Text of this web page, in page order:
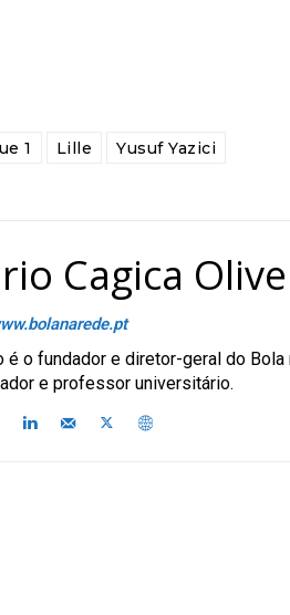
1 Lille Yusuf Yazici
Cagica
é o fundador e diretor-geral do
e professor universitário.